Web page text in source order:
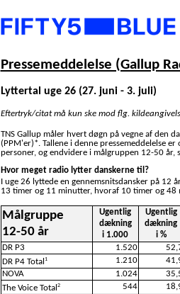
Pressemeddelelse (Gallup
Lyttertal uge 26 (27. juni - 3. juli)
Eftertryk/citat må kun ske mod flg.
TNS Gallup måler hvert døgn på vegne af den
(PPM'er)*. Tallene i denne pressemeddelelse
personer, og endvidere i målgruppen 12-50 år,
Hvor meget radio lytter danskerne til?
I uge 26 lyttede en gennemsnitsdansker på 12
13 timer og 11 minutter, hvoraf 10 timer og
Målgruppe
12-50 år
Ugentlig
dækning
i 1.000
Ugentlig
dækning
i %
DR P3
1.520
DR P4 Total 1 1.210
NOVA
1.024
The Voice Total 2 544